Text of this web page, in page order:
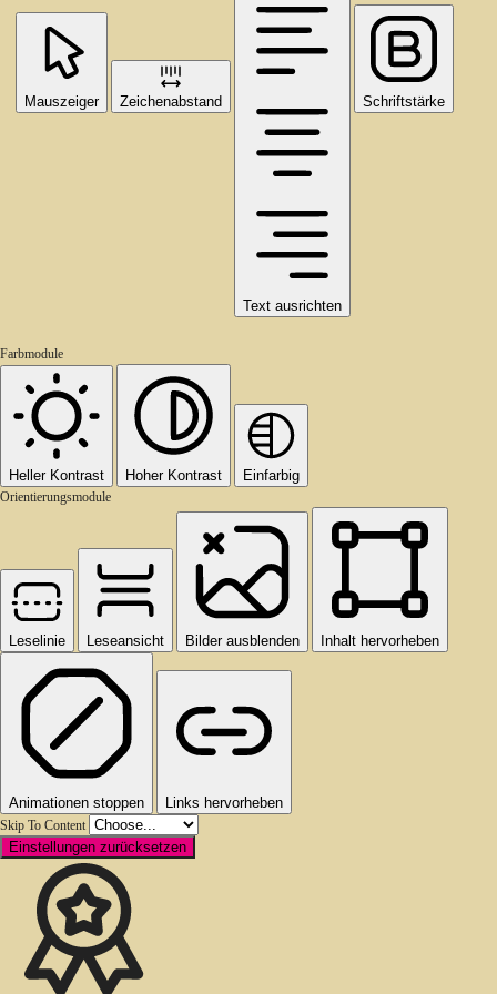
Mauszeiger Zeichenabstand
Text ausrichten
Schriftstärke
Farbmodule
Heller Kontrast Hoher Kontrast Einfarbig
Orientierungsmodule
Leselinie Leseansicht Bilder ausblenden Inhalt hervorheben
Animationen stoppen Links hervorheben
Skip To Content
Einstellungen zurücksetzen